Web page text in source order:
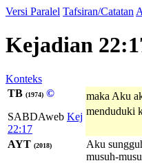
Versi Paralel Tafsiran/Catatan
Kejadian
Konteks
TB (1974) ©
SABDAweb Kej
22:17
maka Aku
menduduki
AYT (2018)
Aku
musuh-